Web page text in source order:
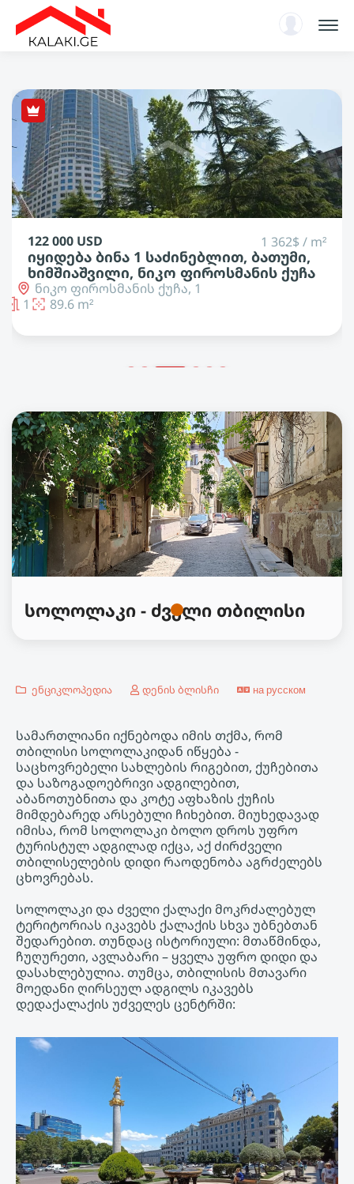
ენციკლოპედია
ახალი ამბები, ანალიტიკა
ავტორიზაცია
KA
79 000 USD 1 646$ / m²
იყიდება ბინა 1 საძინებლით, ბათუმი,
აეროპორტი, პერვაზვანოვის ქუჩა
პერვაზვანოვის ქუჩა, 1
1
48 m²
სოლოლაკი - ძველი თბილისი
ენციკლოპედია დენის ბლისჩი на русском
სამართლიანი იქნებოდა იმის თქმა, რომ
თბილისი სოლოლაკიდან იწყება -
საცხოვრებელი სახლების რიგებით, ქუჩებითა
და საზოგადოებრივი ადგილებით,
აბანოთუბნითა და კოტე აფხაზის ქუჩის
მიმდებარედ არსებული ჩიხებით. მიუხედავად
იმისა, რომ სოლოლაკი ბოლო დროს უფრო
ტურისტულ ადგილად იქცა, აქ ძირძველი
თბილისელების დიდი რაოდენობა აგრძელებს
ცხოვრებას.
სოლოლაკი და ძველი ქალაქი მოკრძალებულ
ტერიტორიას იკავებს ქალაქის სხვა უბნებთან
შედარებით. თუნდაც ისტორიული: მთაწმინდა,
ჩუღურეთი, ავლაბარი – ყველა უფრო დიდი და
დასახლებულია. თუმცა, თბილისის მთავარი
მოედანი ღირსეულ ადგილს იკავებს
დედაქალაქის უძველეს ცენტრში: